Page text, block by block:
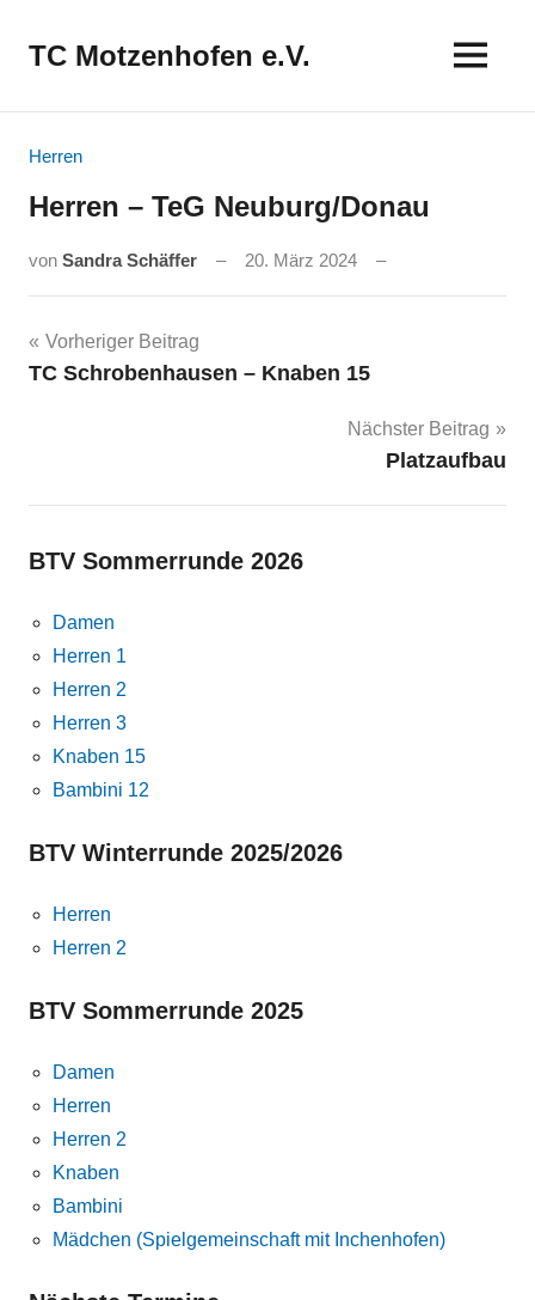
InhaltTC Motzenhofen e.V.
Herren
Herren – TeG Neuburg/Donau
von Sandra Schäffer 20. März 2024
Beitragsnavigation
Vorheriger Beitrag
TC Schrobenhausen – Knaben 15
Nächster Beitrag
Platzaufbau
BTV Sommerrunde 2026
Damen
Herren 1
Herren 2
Herren 3
Knaben 15
Bambini 12
BTV Winterrunde 2025/2026
Herren
Herren 2
BTV Sommerrunde 2025
Damen
Herren
Herren 2
Knaben
Bambini
Mädchen (Spielgemeinschaft mit Inchenhofen)